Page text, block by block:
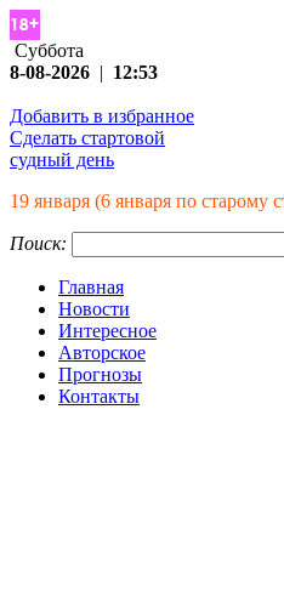
Суббота
8-08-2026 | 12:53
Добавить в избранное
Сделать стартовой
судный день
19 января (6 января по
Поиск:
Главная
Новости
Интересное
Авторское
Прогнозы
Контакты